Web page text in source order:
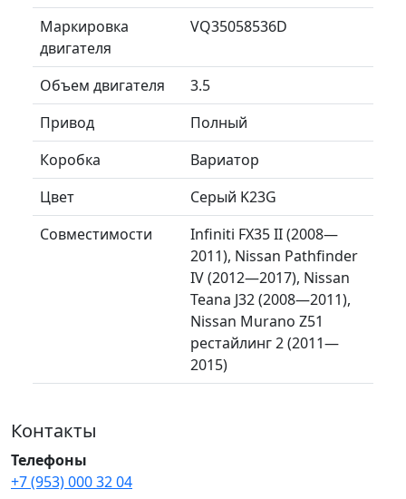
Маркировка
двигателя
VQ35058536D
Объем двигателя
3.5
Привод
Полный
Коробка
Вариатор
Цвет
Серый K23G
Совместимости
Infiniti FX35 II (2008—
2011), Nissan Pathfinder
IV (2012—2017), Nissan
Teana J32 (2008—2011),
Nissan Murano Z51
рестайлинг 2 (2011—
2015)
Контакты
Телефоны
+7 (953) 000 32 04